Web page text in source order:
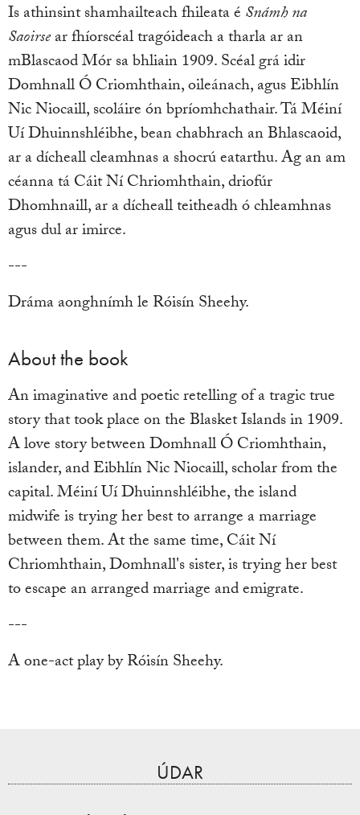
Is athinsint shamhailteach fhileata é Snámh na
Saoirsear fhíorscéal tragóideach a tharla ar an
mBlascaod Mór sa bhliain 1909. Scéal grá idir
Domhnall Ó Criomhthain, oileánach, agus Eibhlín
Nic Niocaill, scoláire ón bpríomhchathair. Tá Méiní
Uí Dhuinnshléibhe, bean chabhrach an Bhlascaoid,
ar a dícheall cleamhnas a shocrú eatarthu. Ag an am
céanna tá Cáit Ní Chriomhthain, driofúr
Dhomhnaill, ar a dícheall teitheadh ó chleamhnas
agus dul ar imirce.
---
Dráma aonghnímh le Róisín Sheehy.
About the book
An imaginative and poetic retelling of a tragic true
story that took place on the Blasket Islands in 1909.
A love story between Domhnall Ó Criomhthain,
islander, and Eibhlín Nic Niocaill, scholar from the
capital. Méiní Uí Dhuinnshléibhe, the island
midwife is trying her best to arrange a marriage
between them. At the same time, Cáit Ní
Chriomhthain, Domhnall's sister, is trying her best
to escape an arranged marriage and emigrate.
---
A one-act play by Róisín Sheehy.
ÚDAR